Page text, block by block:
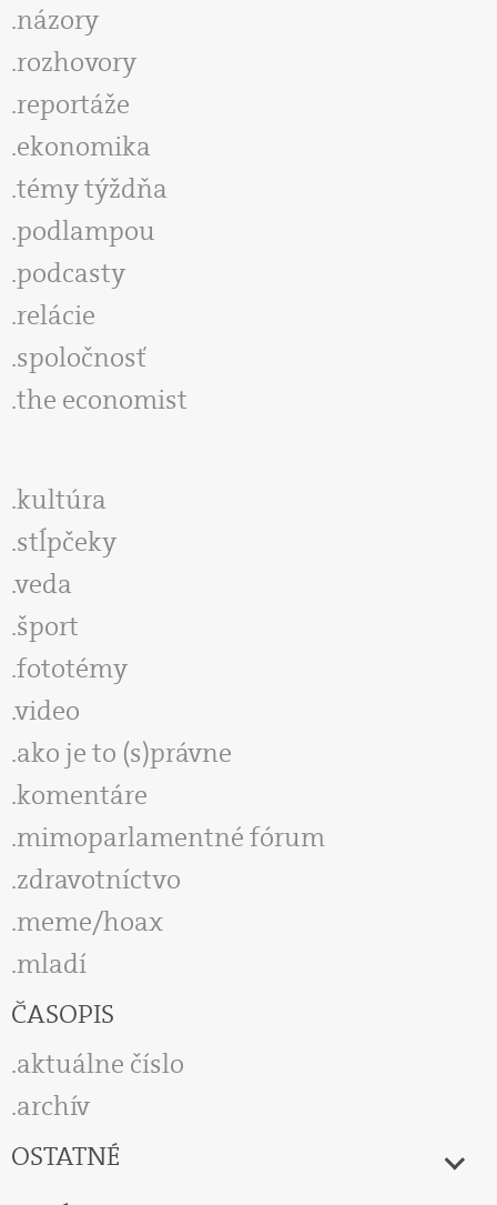
názory
rozhovory
reportáže
ekonomika
témy týždňa
podlampou
podcasty
relácie
spoločnosť
the economist
kultúra
stĺpčeky
veda
šport
fototémy
video
ako je to (s)právne
komentáre
mimoparlamentné fórum
zdravotníctvo
meme/hoax
mladí
ČASOPIS
aktuálne číslo
archív
OSTATNÉ